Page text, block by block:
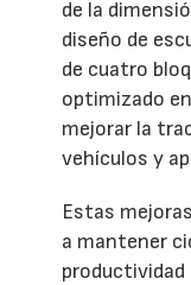
de la
diseño de
de cuatro
optimizado
mejorar la
vehículos y
Estas
a mantener
productividad